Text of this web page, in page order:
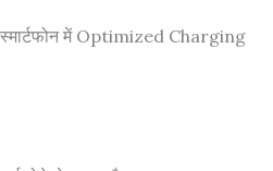
में Optimized Charging